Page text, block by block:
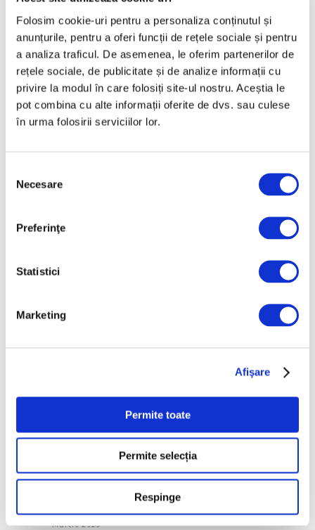
Folosim cookie-uri pentru a personaliza conținutul și
anunțurile, pentru a oferi funcții de rețele sociale și pentru
a analiza traficul. De asemenea, le oferim partenerilor de
rețele sociale, de publicitate și de analize informații cu
privire la modul în care folosiți site-ul nostru. Aceștia le
pot combina cu alte informații oferite de dvs. sau culese
în urma folosirii serviciilor lor.
consimțământului
Necesare
Preferinţe
Statistici
Marketing
Afişare
Permite toate
Permite selecția
Respinge
Decembrie 2024
Noiembrie 2024
Septembrie 2024
Iunie 2024
Aprilie 2024
Februarie 2024
Decembrie 2023
Iulie 2023
Mai 2023
Martie 2023